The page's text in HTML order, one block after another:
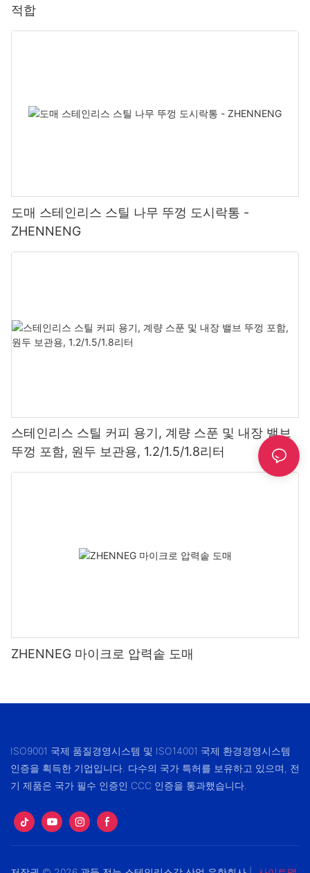
적합
도매 스테인리스 스틸 나무 뚜껑 도시락통 -
ZHENNENG
스테인리스 스틸 커피 용기, 계량 스푼 및 내장 밸브
뚜껑 포함, 원두 보관용, 1.2/1.5/1.8리터
ZHENNEG 마이크로 압력솥 도매
ISO9001 국제 품질경영시스템 및 ISO14001 국제 환경경영시스템
인증을 획득한 기업입니다. 다수의 국가 특허를 보유하고 있으며, 전
기 제품은 국가 필수 인증인 CCC 인증을 통과했습니다.